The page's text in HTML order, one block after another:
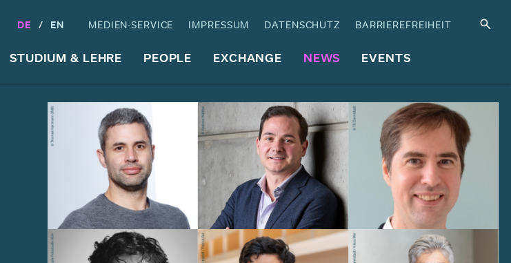
DE EN MEDIEN-SERVICE IMPRESSUM DATENSCHUTZ BARRIEREFREIHEIT
STUDIUM & LEHRE PEOPLE EXCHANGE NEWS EVENTS